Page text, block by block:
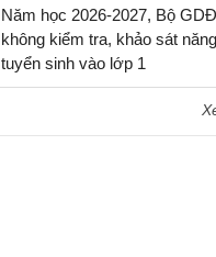
Năm học 2026-2027, Bộ
không kiểm tra, khảo sát
tuyển sinh vào lớp 1